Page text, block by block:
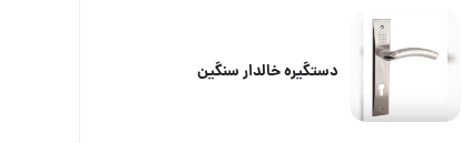
دستگیره خالدار سنگین